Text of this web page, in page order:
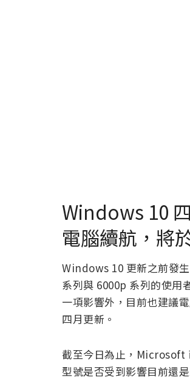
Windows 10
電腦續航，將
Windows 10 更新之前發
系列與 6000p 系列的使用
一項影響外，目前也建議
四月更新。
截至今日為止，Microsoft
型號是否受到影響目前還